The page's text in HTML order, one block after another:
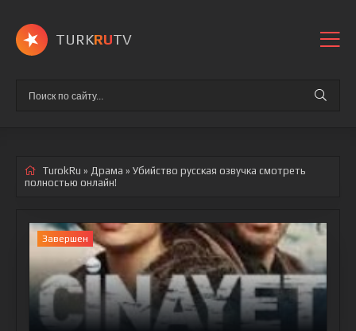
TURKRUTV
TurokRu » Драма » Убийство русская озвучка смотреть
полностью онлайн!
Завершен